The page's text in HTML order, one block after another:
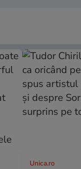
Unica.ro